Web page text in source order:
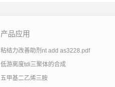
产品应用
粘结力改善助剂nt add as3228.pdf
低游离度tdi三聚体的合成
五甲基二乙烯三胺